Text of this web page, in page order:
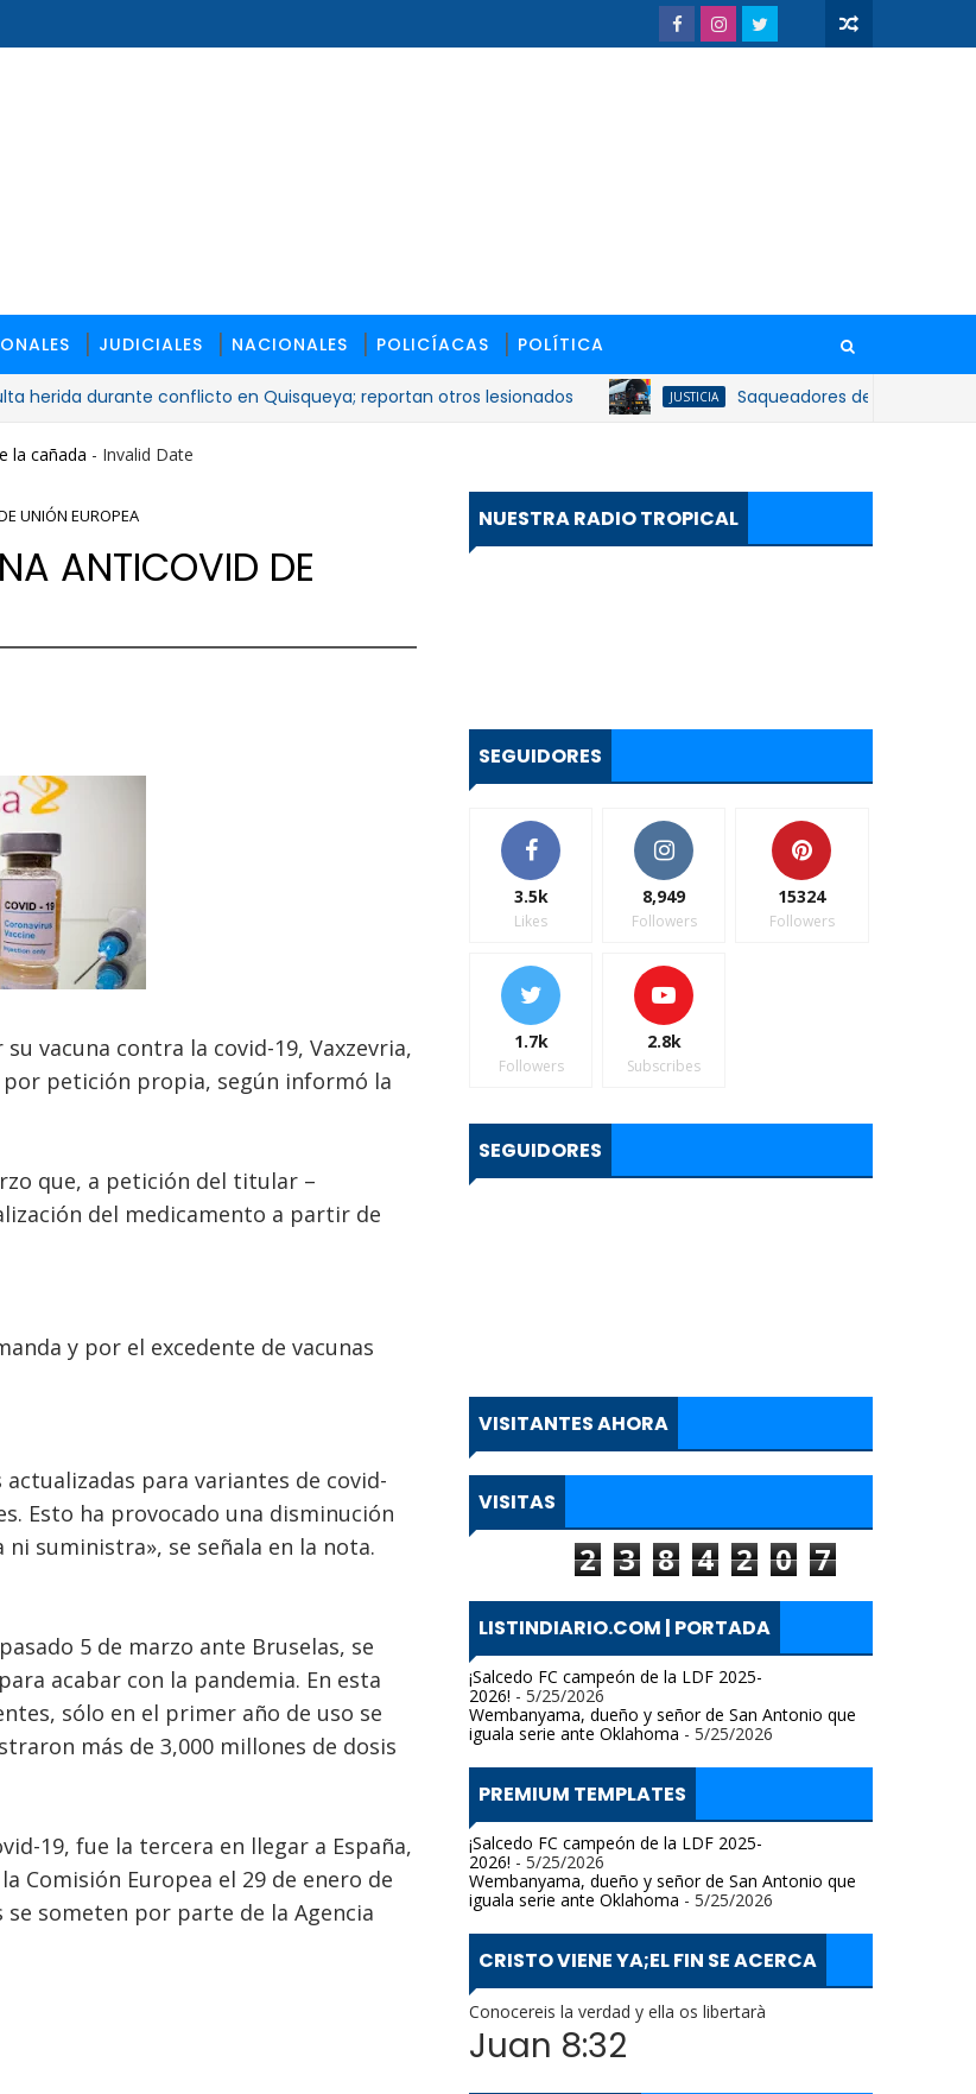
JUDICIALES NACIONALES POLICÍACAS POLÍTICA
durante conflicto en Quisqueya; reportan otros lesionados JUSTICIA Saqueadores de L&R Comercial
la cañada - Invalid Date
UNIÓN EUROPEA
ANTICOVID DE
vacuna contra la covid-19, Vaxzevria,
petición propia, según informó la
que, a petición del titular –
del medicamento a partir de
y por el excedente de vacunas
para variantes de covid-
Esto ha provocado una disminución
suministra», se señala en la nota.
5 de marzo ante Bruselas, se
acabar con la pandemia. En esta
sólo en el primer año de uso se
más de 3,000 millones de dosis
19, fue la tercera en llegar a España,
Comisión Europea el 29 de enero de
someten por parte de la Agencia
NUESTRA RADIO TROPICAL
SEGUIDORES
3.5k
Likes
8,949
Followers
15324
Followers
1.7k
Followers
2.8k
Subscribes
SEGUIDORES
VISITANTES AHORA
VISITAS
2 3 8 4 2 0 7
LISTINDIARIO.COM | PORTADA
¡Salcedo FC campeón de la LDF 2025-
2026! - 5/25/2026
Wembanyama, dueño y señor de San Antonio que
iguala serie ante Oklahoma - 5/25/2026
PREMIUM TEMPLATES
¡Salcedo FC campeón de la LDF 2025-
2026! - 5/25/2026
Wembanyama, dueño y señor de San Antonio que
iguala serie ante Oklahoma - 5/25/2026
CRISTO VIENE YA;EL FIN SE ACERCA
Conocereis la verdad y ella os libertarà
Juan 8:32